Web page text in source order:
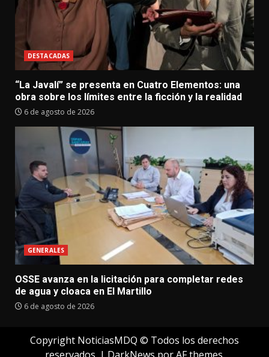
DESTACADAS
“La Javalí” se presenta en Cuatro Elementos: una
obra sobre los límites entre la ficción y la realidad
6 de agosto de 2026
GENERALES
OSSE avanza en la licitación para completar redes
de agua y cloaca en El Martillo
6 de agosto de 2026
Copyright NoticiasMDQ © Todos los derechos